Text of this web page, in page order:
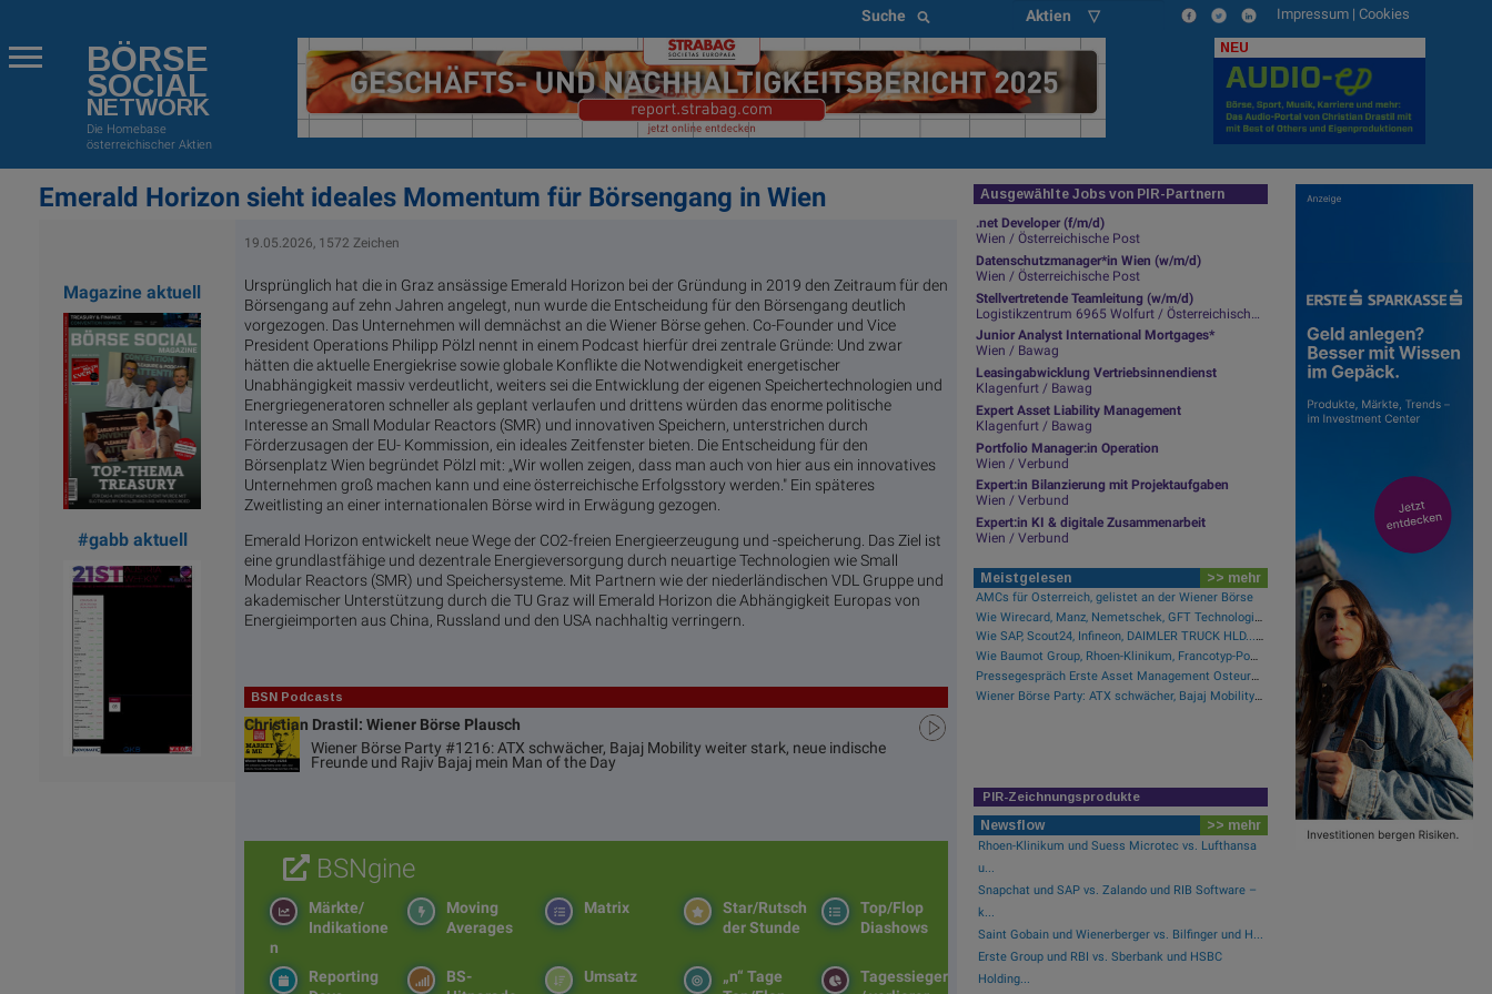
Suche Aktien ▽ Impressum | Cookies
BÖRSE
SOCIAL
NETWORK
Die Homebase
österreichischer Aktien
NEU
Emerald Horizon sieht ideales Momentum für Börsengang in Wien
Magazine aktuell
#gabb aktuell
19.05.2026, 1572 Zeichen
Ursprünglich hat die in Graz ansässige Emerald Horizon bei der Gründung in 2019 den Zeitraum für den
Börsengang auf zehn Jahren angelegt, nun wurde die Entscheidung für den Börsengang deutlich
vorgezogen. Das Unternehmen will demnächst an die Wiener Börse gehen. Co-Founder und Vice
President Operations Philipp Pölzl nennt in einem Podcast hierfür drei zentrale Gründe: Und zwar
hätten die aktuelle Energiekrise sowie globale Konflikte die Notwendigkeit energetischer
Unabhängigkeit massiv verdeutlicht, weiters sei die Entwicklung der eigenen Speichertechnologien und
Energriegeneratoren schneller als geplant verlaufen und drittens würden das enorme politische
Interesse an Small Modular Reactors (SMR) und innovativen Speichern, unterstrichen durch
Förderzusagen der EU- Kommission, ein ideales Zeitfenster bieten. Die Entscheidung für den
Börsenplatz Wien begründet Pölzl mit: „Wir wollen zeigen, dass man auch von hier aus ein innovatives
Unternehmen groß machen kann und eine österreichische Erfolgsstory werden." Ein späteres
Zweitlisting an einer internationalen Börse wird in Erwägung gezogen.
Emerald Horizon entwickelt neue Wege der CO2-freien Energieerzeugung und -speicherung. Das Ziel ist
eine grundlastfähige und dezentrale Energieversorgung durch neuartige Technologien wie Small
Modular Reactors (SMR) und Speichersysteme. Mit Partnern wie der niederländischen VDL Gruppe und
akademischer Unterstützung durch die TU Graz will Emerald Horizon die Abhängigkeit Europas von
Energieimporten aus China, Russland und den USA nachhaltig verringern.
BSN Podcasts
Christian Drastil: Wiener Börse Plausch
Wiener Börse Party #1216: ATX schwächer, Bajaj Mobility weiter stark, neue indische
Freunde und Rajiv Bajaj mein Man of the Day
BSNgine
Top/Flop
Diashows
Star/Rutsch
der Stunde
Matrix
Moving
Averages
Märkte/
Indikatione
n
Tagessieger
„n“ Tage
Umsatz
BS-
Reporting
Ausgewählte Jobs von PIR-Partnern
.net Developer (f/m/d)
Wien / Österreichische Post
Datenschutzmanager*in Wien (w/m/d)
Wien / Österreichische Post
Stellvertretende Teamleitung (w/m/d)
Logistikzentrum 6965 Wolfurt / Österreichische Post
Junior Analyst International Mortgages*
Wien / Bawag
Leasingabwicklung Vertriebsinnendienst
Klagenfurt / Bawag
Expert Asset Liability Management
Klagenfurt / Bawag
Portfolio Manager:in Operation
Wien / Verbund
Expert:in Bilanzierung mit Projektaufgaben
Wien / Verbund
Expert:in KI & digitale Zusammenarbeit
Wien / Verbund
Meistgelesen >> mehr
AMCs für Österreich, gelistet an der Wiener Börse
Wie Wirecard, Manz, Nemetschek, GFT Technologies, SAP und Rocket Internet für Gesprächsstoff sorgten
Wie SAP, Scout24, Infineon, DAIMLER TRUCK HLD..., Zalando und Allianz für Gesprächsstoff im DAX sorgten
Wie Baumot Group, Rhoen-Klinikum, Francotyp-Postalia, Tele Columbus, European Lithium und Lanxess für Gesprächsstoff sorgten
Pressegespräch Erste Asset Management Osteuropa Aktien
Wiener Börse Party: ATX schwächer, Bajaj Mobility mit 40 Prozent Wochenplus und vielleicht Momentum aus Indien (Podcast)
PIR-Zeichnungsprodukte
Newsflow >> mehr
Rhoen-Klinikum und Suess Microtec vs. Lufthansa
u...
Snapchat und SAP vs. Zalando und RIB Software –
k...
Saint Gobain und Wienerberger vs. Bilfinger und H...
Erste Group und RBI vs. Sberbank und HSBC
Holding...